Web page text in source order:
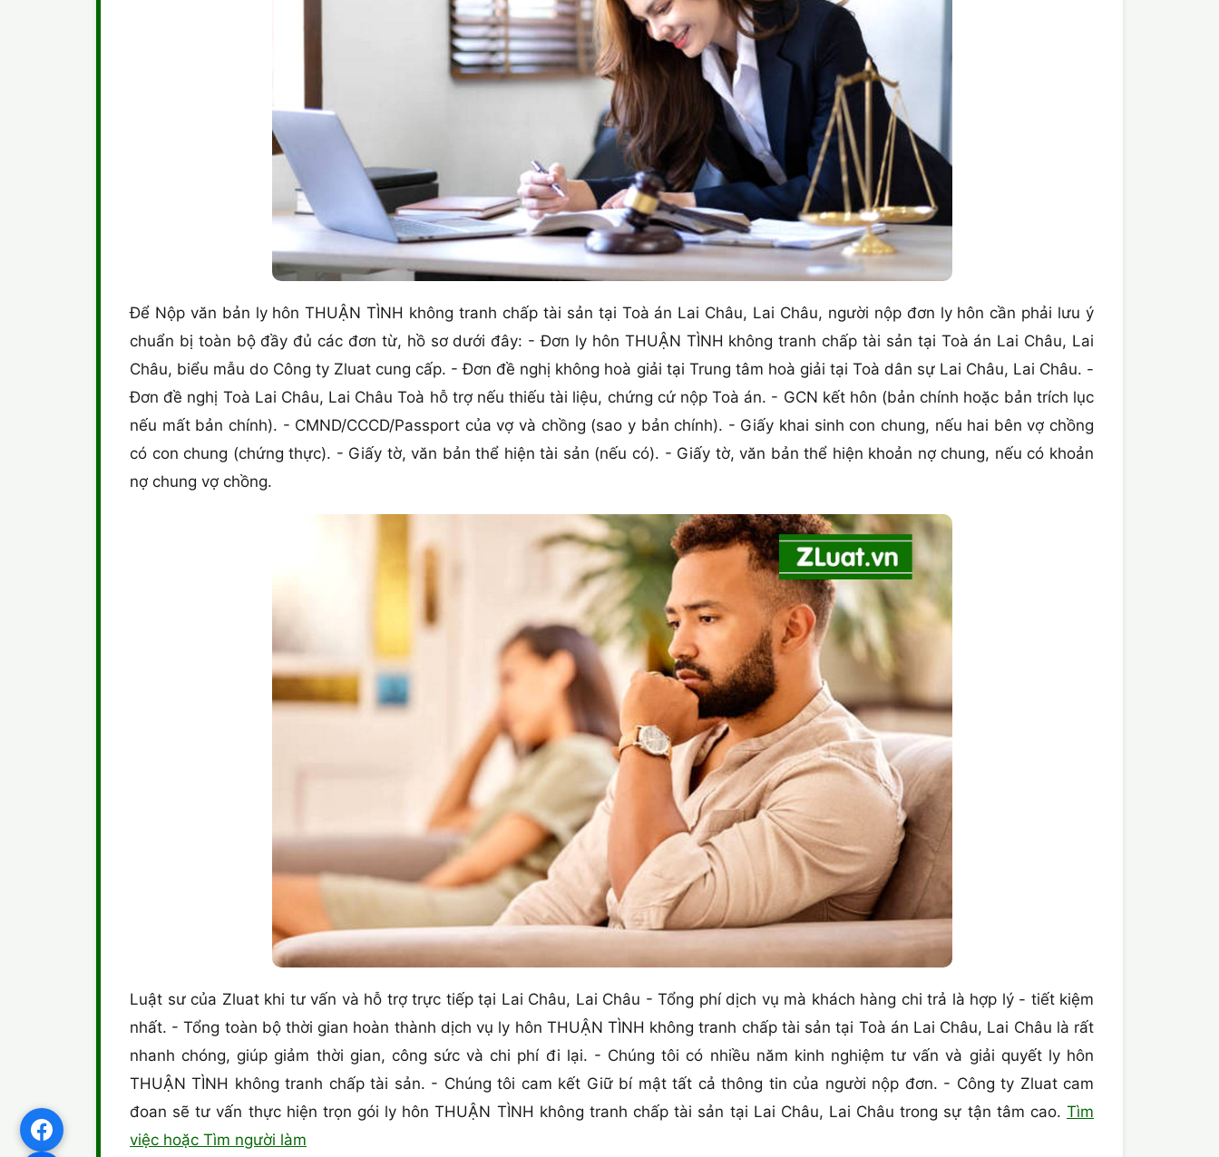
Để Nộp văn bản ly hôn THUẬN TÌNH không tranh chấp tài sản tại Toà án Lai Châu, Lai Châu, người nộp đơn ly hôn cần phải lưu ý
chuẩn bị toàn bộ đầy đủ các đơn từ, hồ sơ dưới đây: - Đơn ly hôn THUẬN TÌNH không tranh chấp tài sản tại Toà án Lai Châu, Lai
Châu, biểu mẫu do Công ty Zluat cung cấp. - Đơn đề nghị không hoà giải tại Trung tâm hoà giải tại Toà dân sự Lai Châu, Lai Châu. -
Đơn đề nghị Toà Lai Châu, Lai Châu Toà hỗ trợ nếu thiếu tài liệu, chứng cứ nộp Toà án. - GCN kết hôn (bản chính hoặc bản trích lục
nếu mất bản chính). - CMND/CCCD/Passport của vợ và chồng (sao y bản chính). - Giấy khai sinh con chung, nếu hai bên vợ chồng
có con chung (chứng thực). - Giấy tờ, văn bản thể hiện tài sản (nếu có). - Giấy tờ, văn bản thể hiện khoản nợ chung, nếu có khoản
nợ chung vợ chồng.
Luật sư của Zluat khi tư vấn và hỗ trợ trực tiếp tại Lai Châu, Lai Châu - Tổng phí dịch vụ mà khách hàng chi trả là hợp lý - tiết kiệm
nhất. - Tổng toàn bộ thời gian hoàn thành dịch vụ ly hôn THUẬN TÌNH không tranh chấp tài sản tại Toà án Lai Châu, Lai Châu là rất
nhanh chóng, giúp giảm thời gian, công sức và chi phí đi lại. - Chúng tôi có nhiều năm kinh nghiệm tư vấn và giải quyết ly hôn
THUẬN TÌNH không tranh chấp tài sản. - Chúng tôi cam kết Giữ bí mật tất cả thông tin của người nộp đơn. - Công ty Zluat cam
đoan sẽ tư vấn thực hiện trọn gói ly hôn THUẬN TÌNH không tranh chấp tài sản tại Lai Châu, Lai Châu trong sự tận tâm cao. Tìm
việc hoặc Tìm người làm